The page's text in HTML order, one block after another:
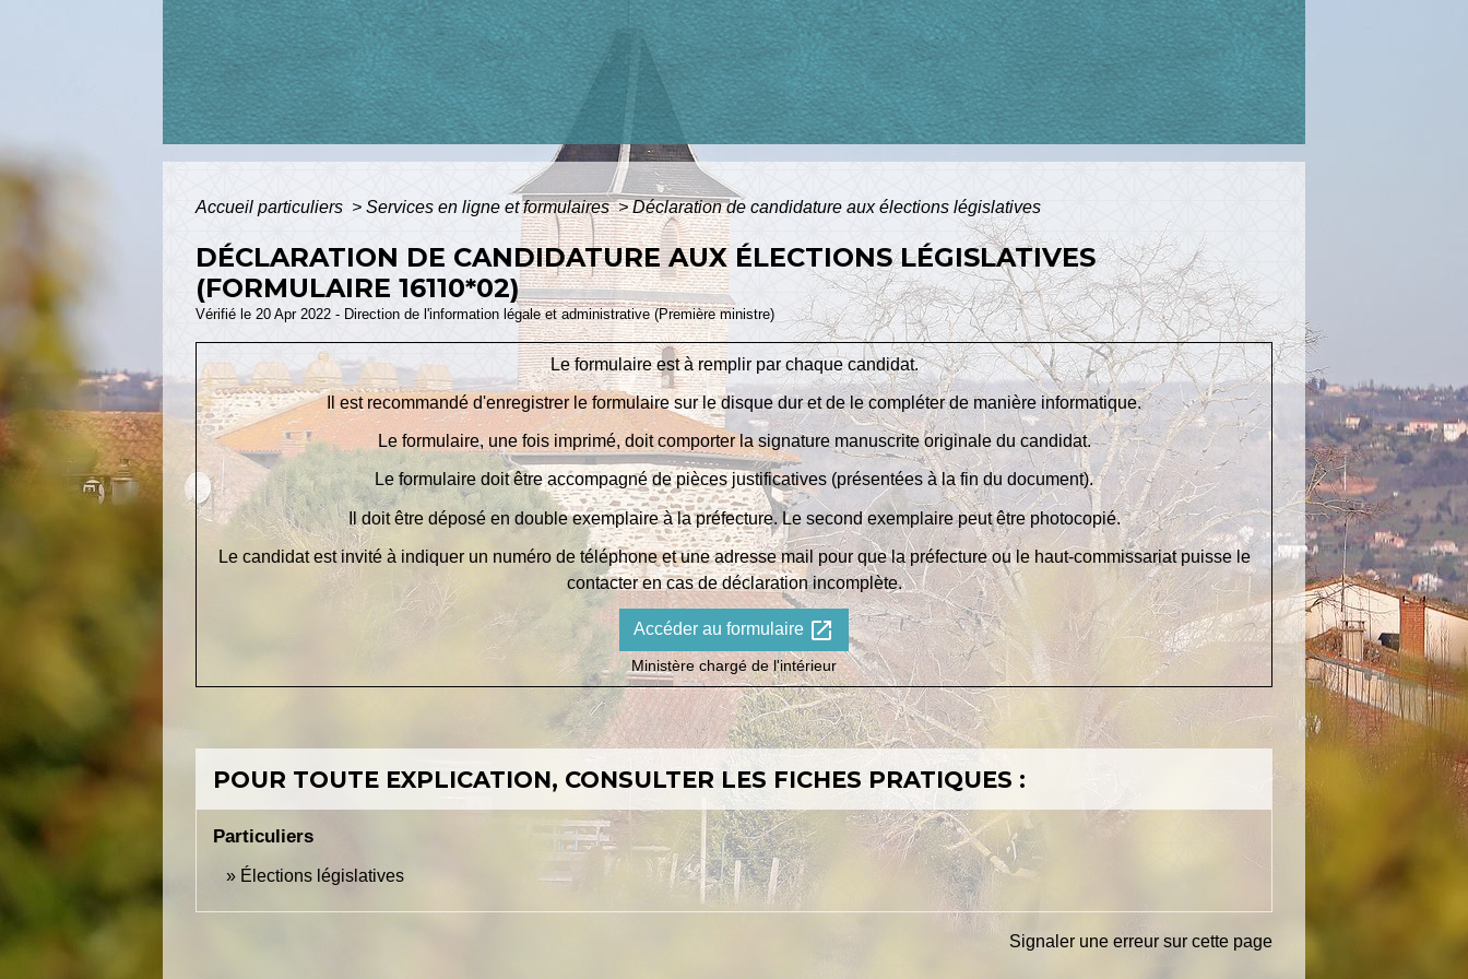
Accueil particuliers > Services en ligne et formulaires> Déclaration de candidature aux élections législatives
DÉCLARATION DE CANDIDATURE AUX ÉLECTIONS LÉGISLATIVES
(FORMULAIRE 16110*02)
Vérifié le 20 Apr 2022 - Direction de l'information légale et administrative (Première ministre)
Le formulaire est à remplir par chaque candidat.
Il est recommandé d'enregistrer le formulaire sur le disque dur et de le compléter de manière informatique.
Le formulaire, une fois imprimé, doit comporter la signature manuscrite originale du candidat.
Le formulaire doit être accompagné de pièces justificatives (présentées à la fin du document).
Il doit être déposé en double exemplaire à la préfecture. Le second exemplaire peut être photocopié.
Le candidat est invité à indiquer un numéro de téléphone et une adresse mail pour que la préfecture ou le haut-commissariat puisse le
contacter en cas de déclaration incomplète.
Accéder au formulaire open_in_new
Ministère chargé de l'intérieur
POUR TOUTE EXPLICATION, CONSULTER LES FICHES PRATIQUES :
Particuliers
Élections législatives
Signaler une erreur sur cette page